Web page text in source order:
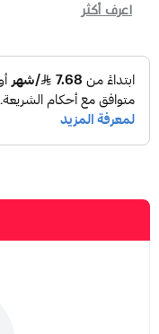
اعرف أكثر